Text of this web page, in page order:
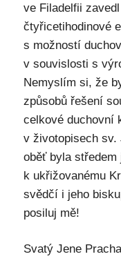
ve Filadelfii
čtyřicetihodinové
s možností
v souvislosti s
Nemyslím si, že
způsobů řešení
celkové duchovní
v životopisech sv.
oběť byla
k ukřižovanému
svědčí i jeho
posiluj mě!
Svatý Jene